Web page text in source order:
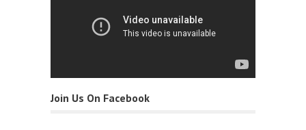
Join Us On Facebook